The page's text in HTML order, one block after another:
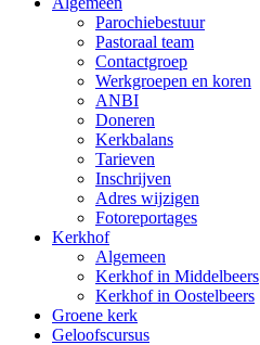
Parochiebestuur
Pastoraal team
Contactgroep
Werkgroepen en koren
ANBI
Doneren
Kerkbalans
Tarieven
Inschrijven
Adres wijzigen
Fotoreportages
Kerkhof
Algemeen
Kerkhof in Middelbeers
Kerkhof in Oostelbeers
Groene kerk
Geloofscursus